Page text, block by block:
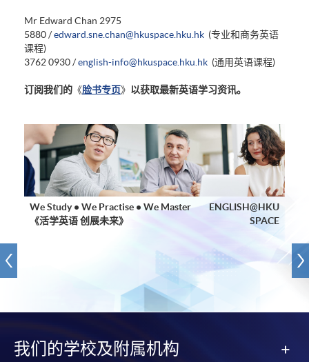
Mr Edward Chan 2975
5880 /edward.sne.chan@hkuspace.hku.hk (专业和商务英语
课程)
3762 0930 /english-info@hkuspace.hku.hk (通用英语课程)
订阅我们的 《脸书专页》 以获取最新英语学习资讯。
We Study • We Practise • We Master
《活学英语 创展未来》
ENGLISH@HKU
SPACE
我们的学校及附属机构